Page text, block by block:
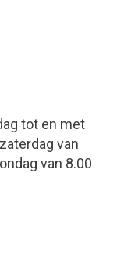
tot en met
van
van 8.00